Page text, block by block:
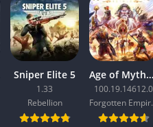
Sniper Elite 5
1.33
Rebellion
Age of Mythology: Retold
100.19.14612.0